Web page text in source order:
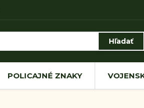
Hľadať
POLICAJNÉ ZNAKY